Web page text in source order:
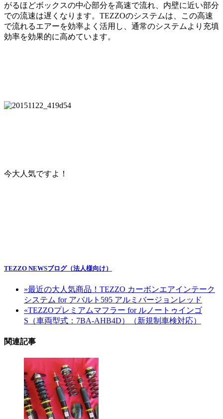
がるほどボックスの中心部分を高速で流れ、内壁に近い部分
での流速は遅くなります。TEZZOのシステムは、この高速
で流れるエアーを効率よく活用し、通常のシステムより充填
効率を効果的に高めています。
今大人気ですよ！
TEZZO NEWSブログ（法人様向け）
»最近の大人気商品！TEZZO カーボンエアインテーク
システム for アバルト595 アルミバージョンレッド
«TEZZOプレミアムマフラー for ルノートゥインゴ
S（車両型式：7BA-AHB4D）（新規制車検対応）
関連記事